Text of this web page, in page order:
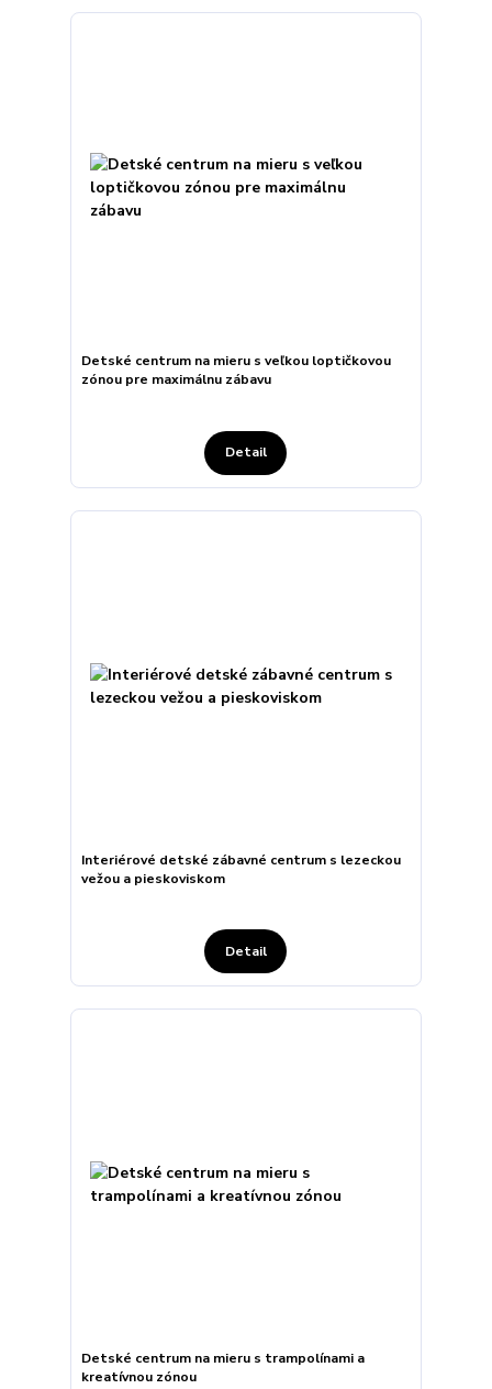
Detské centrum na mieru s veľkou loptičkovou
zónou pre maximálnu zábavu
Detail
Interiérové detské zábavné centrum s lezeckou
vežou a pieskoviskom
Detail
Detské centrum na mieru s trampolínami a
kreatívnou zónou